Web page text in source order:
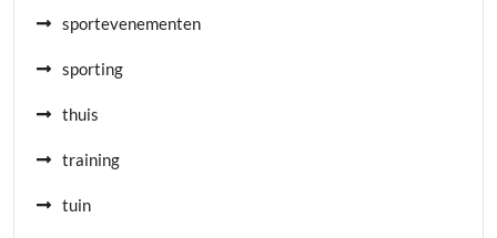
sportevenementen
sporting
thuis
training
tuin